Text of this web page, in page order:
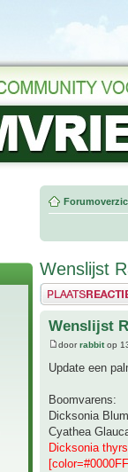
Wenslijst
Plaats een reactie
Wenslijst
doorrabbitop
Update een
Boomvarens:
Dicksonia
Cyathea
Dicksonia